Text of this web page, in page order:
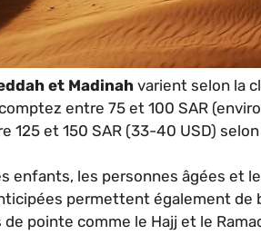
et Madinah varient selon la
entre 75 et 100 SAR
et 150 SAR (33-40 USD)
enfants, les personnes âgées et
permettent également de
pointe comme le Hajj et le